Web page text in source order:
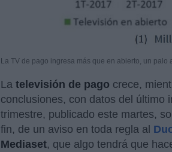
La TV de pago ingresa más que en abierto, un
La televisión de pago crece,
conclusiones, con datos del último
trimestre, publicado este martes,
fin, de un aviso en toda regla al
Mediaset, que algo tendrá que